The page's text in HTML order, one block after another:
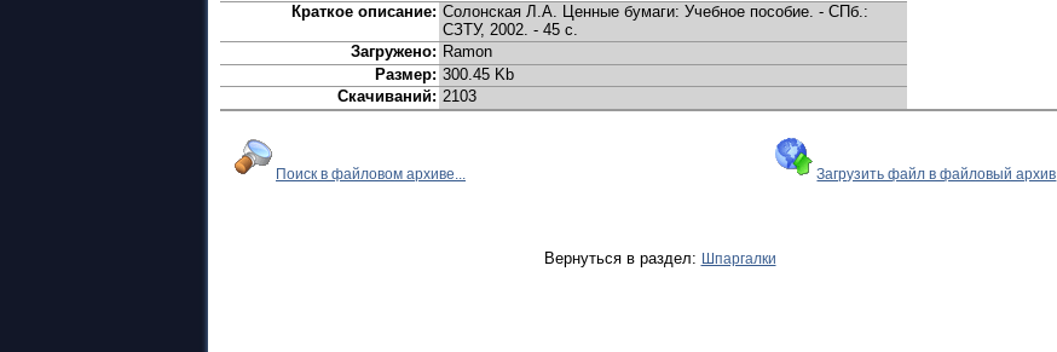
Краткое описание: Солонская Л.А. Ценные бумаги: Учебное пособие. - СПб.:
СЗТУ, 2002. - 45 с.
Загружено: Ramon
Размер: 300.45 Kb
Скачиваний: 2103
Поиск в файловом архиве... Загрузить файл в файловый архив
Вернуться в раздел: Шпаргалки